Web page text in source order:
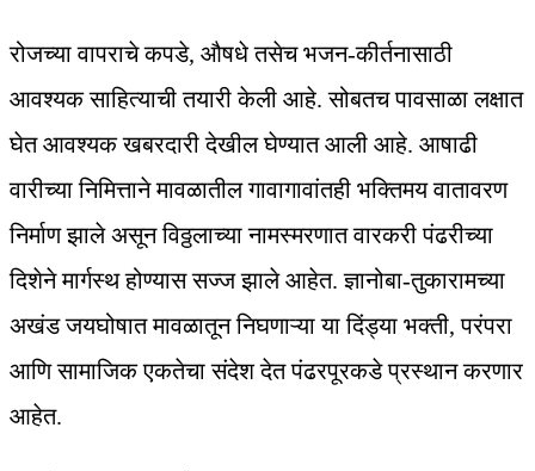
रोजच्या वापराचे कपडे, औषधे तसेच भजन-कीर्तनासाठी
आवश्यक साहित्याची तयारी केली आहे. सोबतच पावसाळा लक्षात
घेत आवश्यक खबरदारी देखील घेण्यात आली आहे. आषाढी
वारीच्या निमित्ताने मावळातील गावागावांतही भक्तिमय वातावरण
निर्माण झाले असून विठ्ठलाच्या नामस्मरणात वारकरी पंढरीच्या
दिशेने मार्गस्थ होण्यास सज्ज झाले आहेत. ज्ञानोबा-तुकारामच्या
अखंड जयघोषात मावळातून निघणाऱ्या या दिंड्या भक्ती, परंपरा
आणि सामाजिक एकतेचा संदेश देत पंढरपूरकडे प्रस्थान करणार
आहेत.